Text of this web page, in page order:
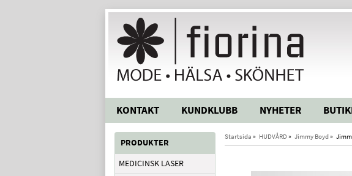
KONTAKT KUNDKLUBB NYHETER
PRODUKTER
MEDICINSK LASER
Startsida » HUDVÅRD» Jimmy Boyd»